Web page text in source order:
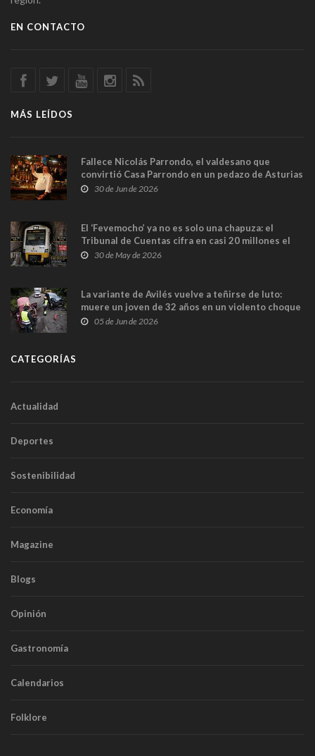
EN CONTACTO
MÁS LEÍDOS
Fallece Nicolás Parrondo, el valdesano que
convirtió Casa Parrondo en un pedazo de Asturias
en Madrid
30 de Jun de 2026
El ‘Fevemocho’ ya no es solo una chapuza: el
Tribunal de Cuentas cifra en casi 20 millones el
sobrecoste de los trenes que no cabían por los
30 de May de 2026
La variante de Avilés vuelve a teñirse de luto:
muere un joven de 32 años en un violento choque
frontal
05 de Jun de 2026
CATEGORÍAS
Actualidad
Deportes
Sostenibilidad
Economía
Magazine
Blogs
Opinión
Gastronomía
Calendarios
Folklore